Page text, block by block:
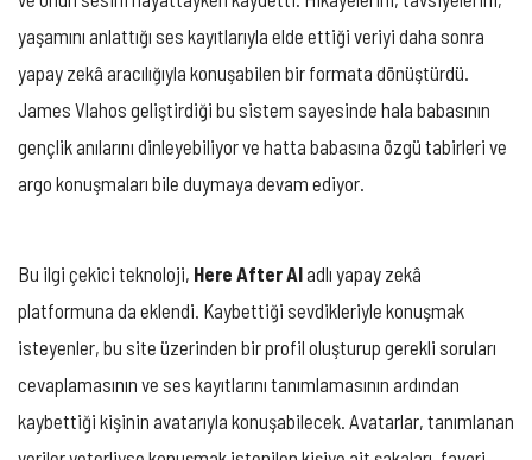
yaşamını anlattığı ses kayıtlarıyla elde ettiği veriyi daha sonra
yapay zekâ aracılığıyla konuşabilen bir formata dönüştürdü.
James Vlahos geliştirdiği bu sistem sayesinde hala babasının
gençlik anılarını dinleyebiliyor ve hatta babasına özgü tabirleri ve
argo konuşmaları bile duymaya devam ediyor.
Bu ilgi çekici teknoloji, Here After AIadlı yapay zekâ
platformuna da eklendi. Kaybettiği sevdikleriyle konuşmak
isteyenler, bu site üzerinden bir profil oluşturup gerekli soruları
cevaplamasının ve ses kayıtlarını tanımlamasının ardından
kaybettiği kişinin avatarıyla konuşabilecek. Avatarlar, tanımlanan